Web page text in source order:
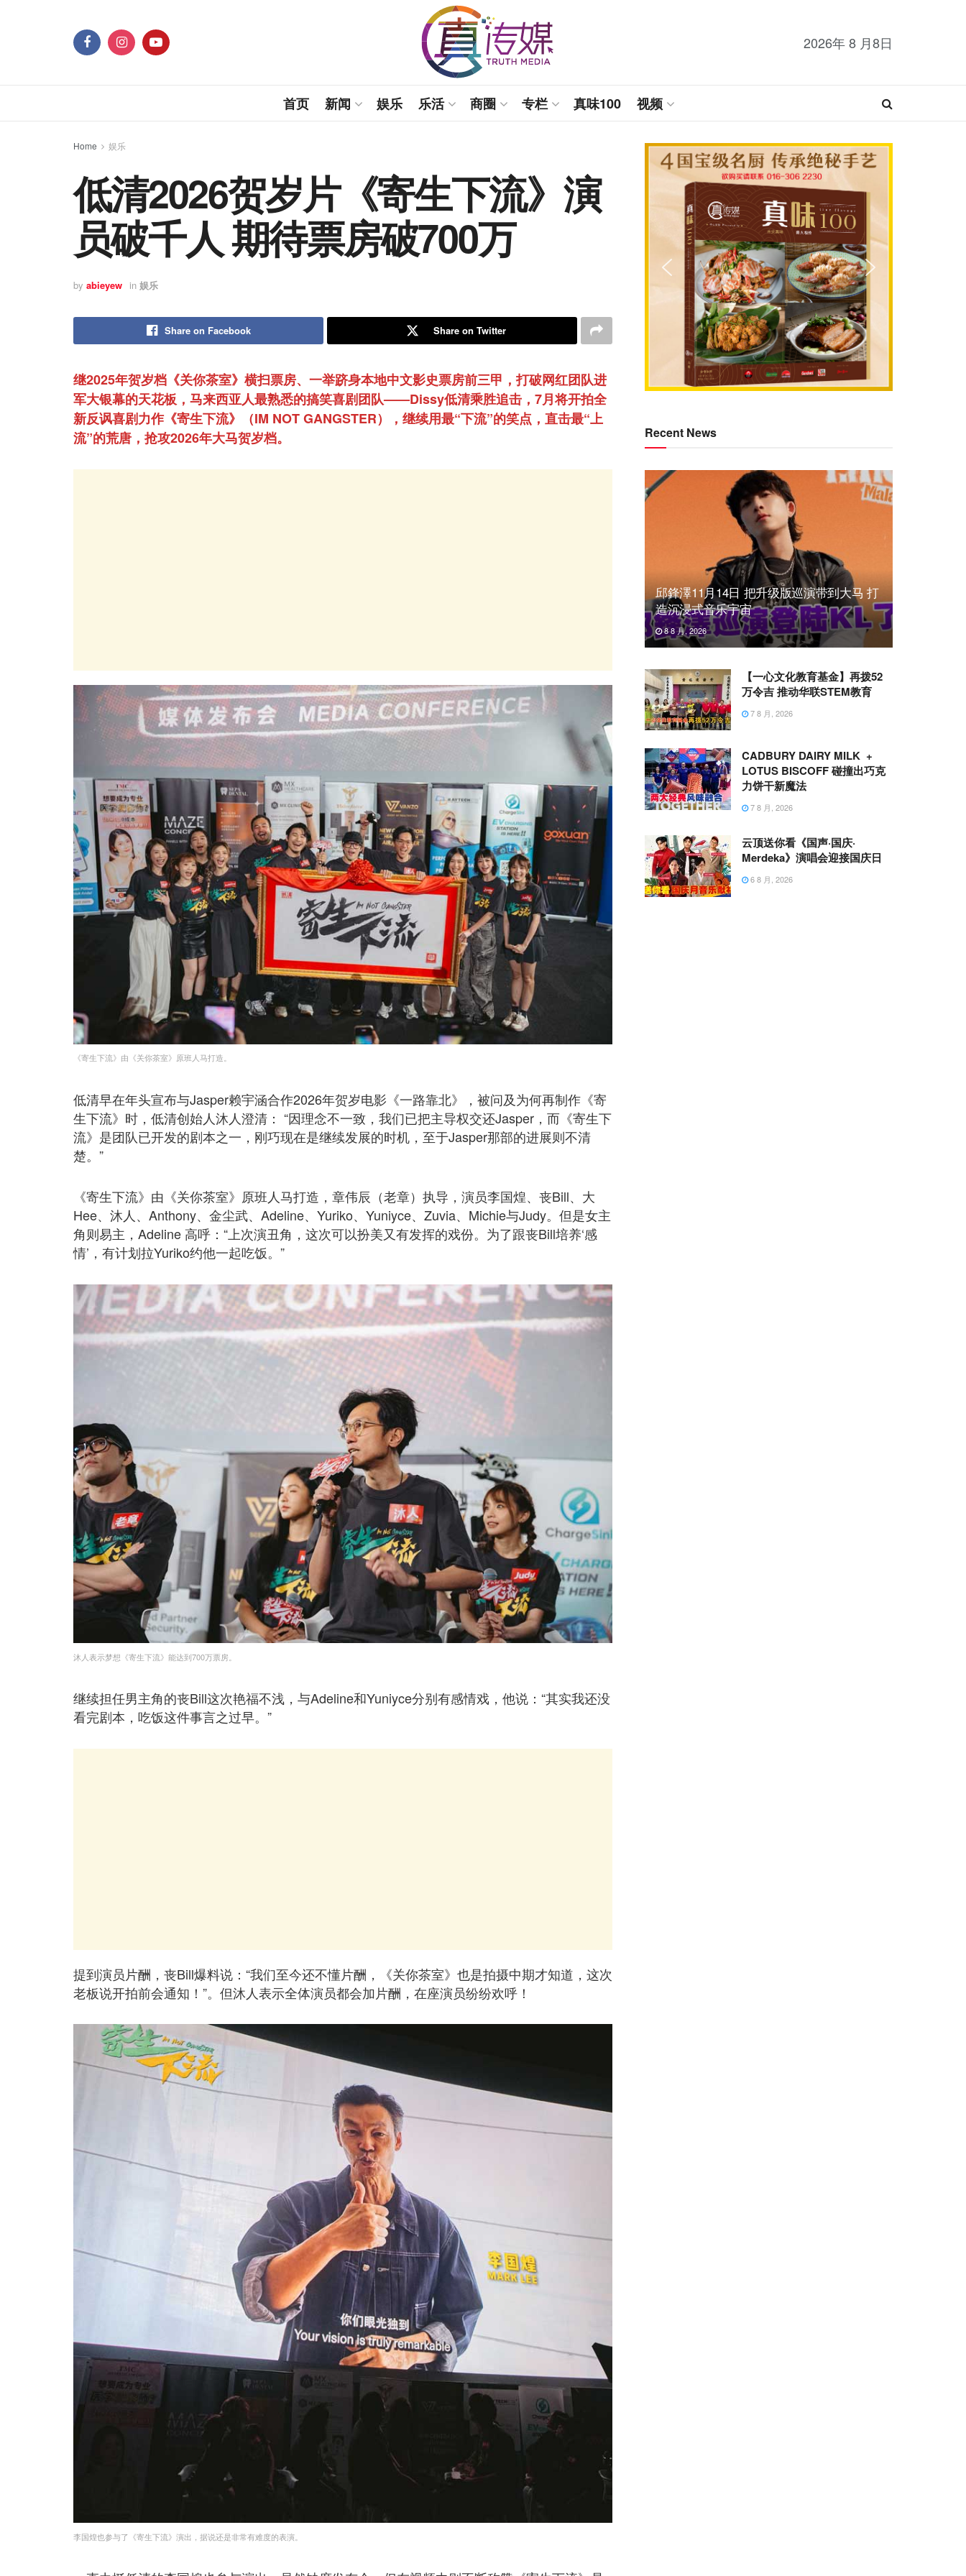
2026年 8 月8日
首页 新闻 娱乐 乐活 商圈 专栏 真味100 视频
Home 娱乐
低清2026贺岁片《寄生下流》演
员破千人 期待票房破700万
by abieyew in 娱乐
Share on Facebook Share on Twitter
继2025年贺岁档《关你茶室》横扫票房、一举跻身本地中文影史票房前三甲，打破网红团队进
军大银幕的天花板，马来西亚人最熟悉的搞笑喜剧团队——Dissy低清乘胜追击，7月将开拍全
新反讽喜剧力作《寄生下流》（IM NOT GANGSTER），继续用最“下流”的笑点，直击最“上
流”的荒唐，抢攻2026年大马贺岁档。
《寄生下流》由《关你茶室》原班人马打造。
低清早在年头宣布与Jasper赖宇涵合作2026年贺岁电影《一路靠北》，被问及为何再制作《寄
生下流》时，低清创始人沐人澄清： “因理念不一致，我们已把主导权交还Jasper，而《寄生下
流》是团队已开发的剧本之一，刚巧现在是继续发展的时机，至于Jasper那部的进展则不清
楚。”
《寄生下流》由《关你茶室》原班人马打造，章伟辰（老章）执导，演员李国煌、丧Bill、大
Hee、沐人、Anthony、金尘武、Adeline、Yuriko、Yuniyce、Zuvia、Michie与Judy。但是女主
角则易主，Adeline 高呼：“上次演丑角，这次可以扮美又有发挥的戏份。为了跟丧Bill培养‘感
情’，有计划拉Yuriko约他一起吃饭。”
沐人表示梦想《寄生下流》能达到700万票房。
继续担任男主角的丧Bill这次艳福不浅，与Adeline和Yuniyce分别有感情戏，他说：“其实我还没
看完剧本，吃饭这件事言之过早。”
提到演员片酬，丧Bill爆料说：“我们至今还不懂片酬，《关你茶室》也是拍摄中期才知道，这次
老板说开拍前会通知！”。但沐人表示全体演员都会加片酬，在座演员纷纷欢呼！
李国煌也参与了《寄生下流》演出，据说还是非常有难度的表演。
Recent News
邱鋒澤11月14日 把升级版巡演带到大马 打
造沉浸式音乐宇宙
8 8 月, 2026
【一心文化教育基金】再拨52
万令吉 推动华联STEM教育
7 8 月, 2026
CADBURY DAIRY MILK +
LOTUS BISCOFF 碰撞出巧克
力饼干新魔法
7 8 月, 2026
云顶送你看《国声·国庆·
Merdeka》演唱会迎接国庆日
6 8 月, 2026